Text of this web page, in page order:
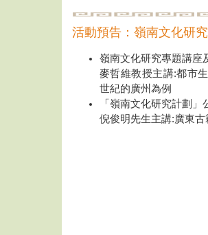
活動預告：嶺南文化研
嶺南文化研究專題講座
麥哲維教授主講:都市
世紀的廣州為例
「嶺南文化研究計劃
倪俊明先生主講:廣東